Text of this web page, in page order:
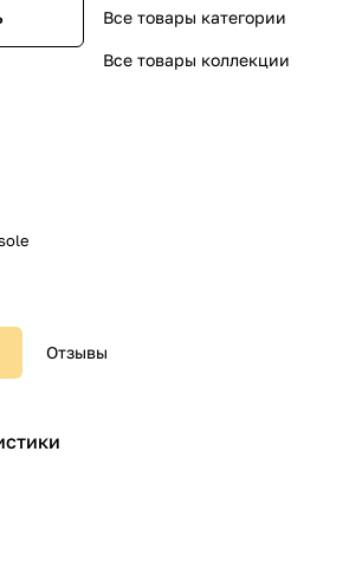
Все товары категории
Все товары коллекции
Отзывы